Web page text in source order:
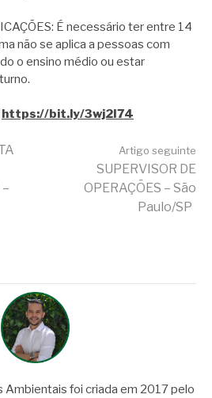
É necessário ter entre 14
não se aplica a pessoas com
o ensino médio ou estar
https://bit.ly/3wj2I74
Artigo seguinte
SUPERVISOR DE
OPERAÇÕES – São
Paulo/SP
foi criada em 2017 pelo